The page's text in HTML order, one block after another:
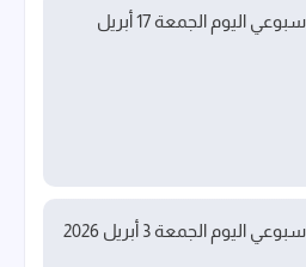
أحدث وظائف الأهرام الأسبوعي اليوم الجمعة 17 أبريل
الجمعة 3 أبريل 2026